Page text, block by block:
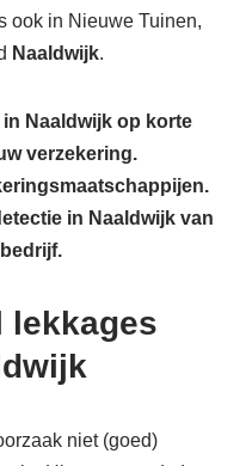
ook in Nieuwe Tuinen,
Naaldwijk.
Naaldwijk op korte
verzekering.
in Naaldwijk van
lekkages
niet (goed)